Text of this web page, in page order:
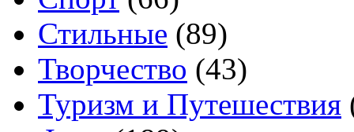
Стильные (89)
Творчество (43)
Туризм и Путешествия